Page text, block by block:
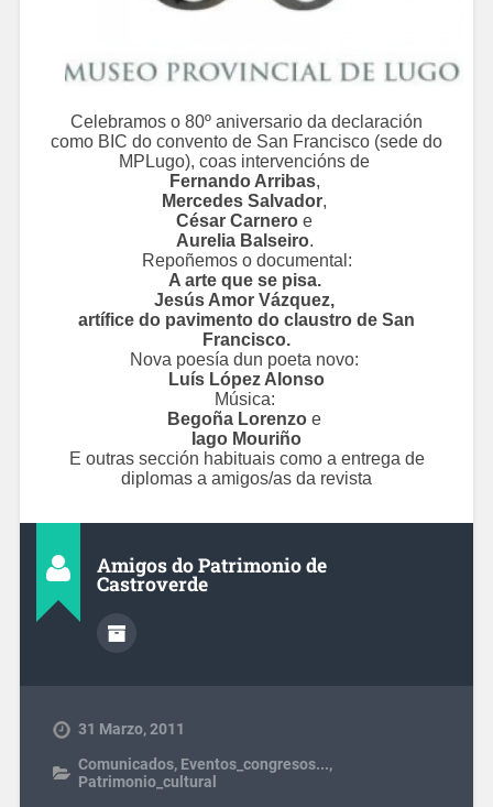
Celebramos o 80º aniversario da declaración
como BIC do convento de San Francisco (sede do
MPLugo), coas intervencións de
Fernando Arribas,
Mercedes Salvador,
César Carnero e
Aurelia Balseiro.
Repoñemos o documental:
A arte que se pisa.
Jesús Amor Vázquez,
artífice do pavimento do claustro de San
Francisco.
Nova poesía dun poeta novo:
Luís López Alonso
Música:
Begoña Lorenzo e
Iago Mouriño
E outras sección habituais como a entrega de
diplomas a amigos/as da revista
Amigos do Patrimonio de
Castroverde
31 Marzo, 2011
Comunicados, Eventos_congresos...,
Patrimonio_cultural